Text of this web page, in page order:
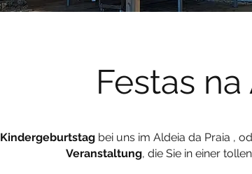
Festas
Kindergeburtstagbei uns im Aldeia da Praia ,
Veranstaltung, die Sie in einer